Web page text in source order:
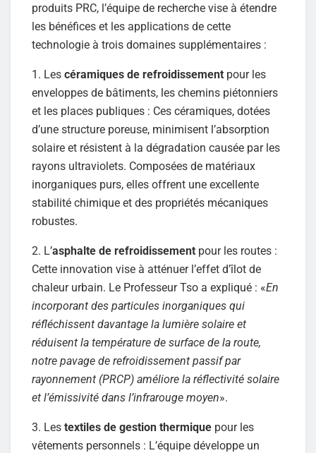
produits PRC, l’équipe de recherche vise à étendre
les bénéfices et les applications de cette
technologie à trois domaines supplémentaires :
1. Les céramiques de refroidissement pour les
enveloppes de bâtiments, les chemins piétonniers
et les places publiques : Ces céramiques, dotées
d’une structure poreuse, minimisent l’absorption
solaire et résistent à la dégradation causée par les
rayons ultraviolets. Composées de matériaux
inorganiques purs, elles offrent une excellente
stabilité chimique et des propriétés mécaniques
robustes.
2. L’asphalte de refroidissement pour les routes :
Cette innovation vise à atténuer l’effet d’îlot de
chaleur urbain. Le Professeur Tso a expliqué : «En
incorporant des particules inorganiques qui
réfléchissent davantage la lumière solaire et
réduisent la température de surface de la route,
notre pavage de refroidissement passif par
rayonnement (PRCP) améliore la réflectivité solaire
et l’émissivité dans l’infrarouge moyen».
3. Les textiles de gestion thermique pour les
vêtements personnels : L’équipe développe un